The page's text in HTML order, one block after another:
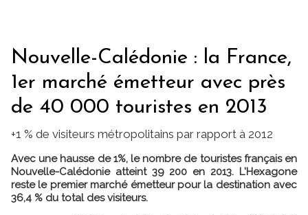
Nouvelle-Calédonie : la France,
1er marché émetteur avec près
de 40 000 touristes en 2013
+1 % de visiteurs métropolitains par rapport à 2012
Avec une hausse de 1%, le nombre de touristes français en
Nouvelle-Calédonie atteint 39 200 en 2013. L'Hexagone
reste le premier marché émetteur pour la destination avec
36,4 % du total des visiteurs.